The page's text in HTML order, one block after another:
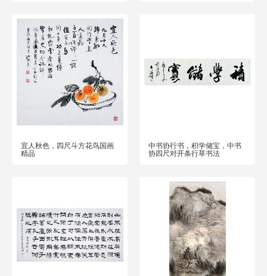
宜人秋色，四尺斗方花鸟国画
精品
中书协行书，积学储宝，中书
协四尺对开条行草书法